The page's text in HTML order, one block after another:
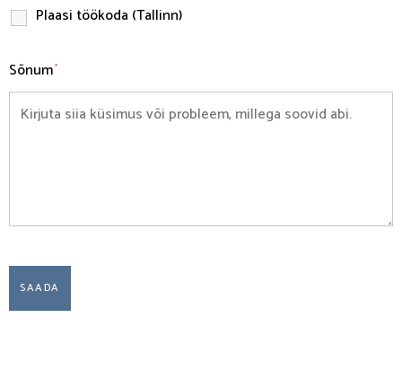
Plaasi töökoda (Tallinn)
Sõnum*